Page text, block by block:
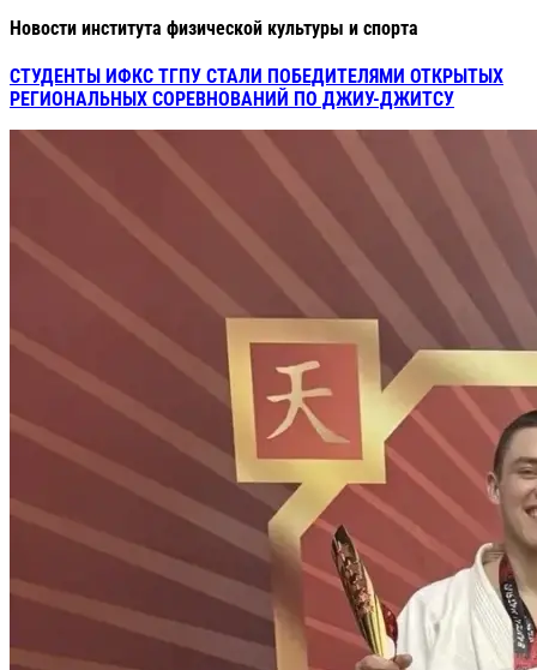
Новости института физической культуры и спорта
СТУДЕНТЫ ИФКС ТГПУ СТАЛИ ПОБЕДИТЕЛЯМИ ОТКРЫТЫХ
РЕГИОНАЛЬНЫХ СОРЕВНОВАНИЙ ПО ДЖИУ-ДЖИТСУ